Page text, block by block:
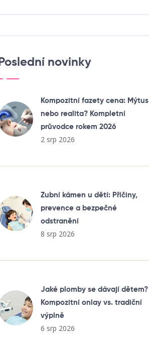
Poslední novinky
Kompozitní fazety cena: Mýtus
nebo realita? Kompletní
průvodce rokem 2026
2 srp 2026
Zubní kámen u dětí: Příčiny,
prevence a bezpečné
odstranění
8 srp 2026
Jaké plomby se dávají dětem?
Kompozitní onlay vs. tradiční
výplně
6 srp 2026